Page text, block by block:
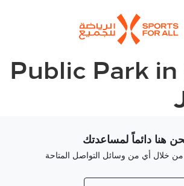
Public Park in
هنا دائماً لمساعدتك
خلال أي من وسائل التواصل المتاحة